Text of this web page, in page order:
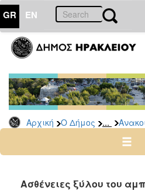
GR EN
Αρχική Ο Δήμος ...
ΔΗΜΟΣ
Υπηρεσίες
&
Φορείς
Δημοτικές
Υπηρεσίες
Ηλεκτρονική
Ασθένειες ξύλου του